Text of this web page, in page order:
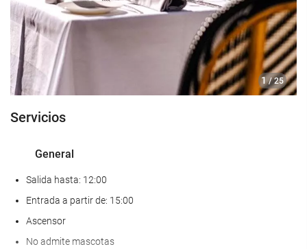
1 / 25
Servicios
General
Salida hasta: 12:00
Entrada a partir de: 15:00
Ascensor
No admite mascotas